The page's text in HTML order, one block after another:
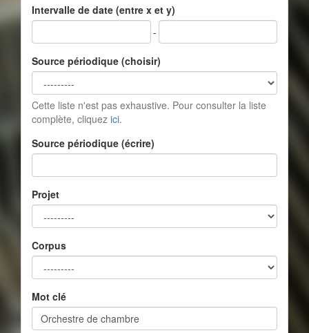
Intervalle de date (entre x et y)
-
Source périodique (choisir)
Cette liste n'est pas exhaustive. Pour consulter la liste
complète, cliquez ici.
Source périodique (écrire)
Projet
Corpus
Mot clé